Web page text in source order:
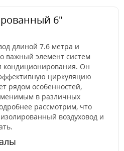
6"
длиной 7.6 метра и
важный элемент систем
кондиционирования. Он
циркуляцию
рядом особенностей,
в различных
рассмотрим, что
воздуховод и